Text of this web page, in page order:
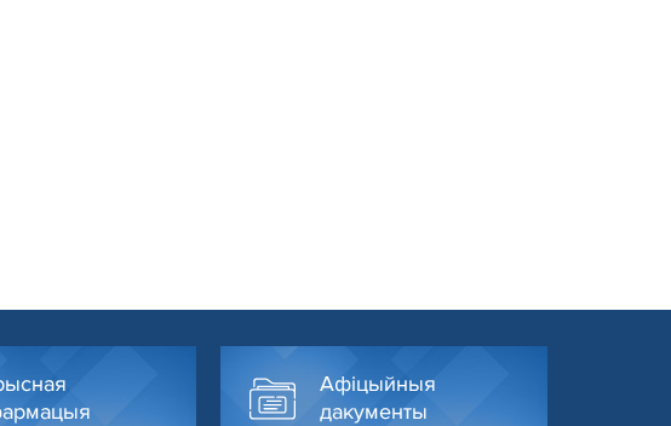
Афіцыйныя
дакументы